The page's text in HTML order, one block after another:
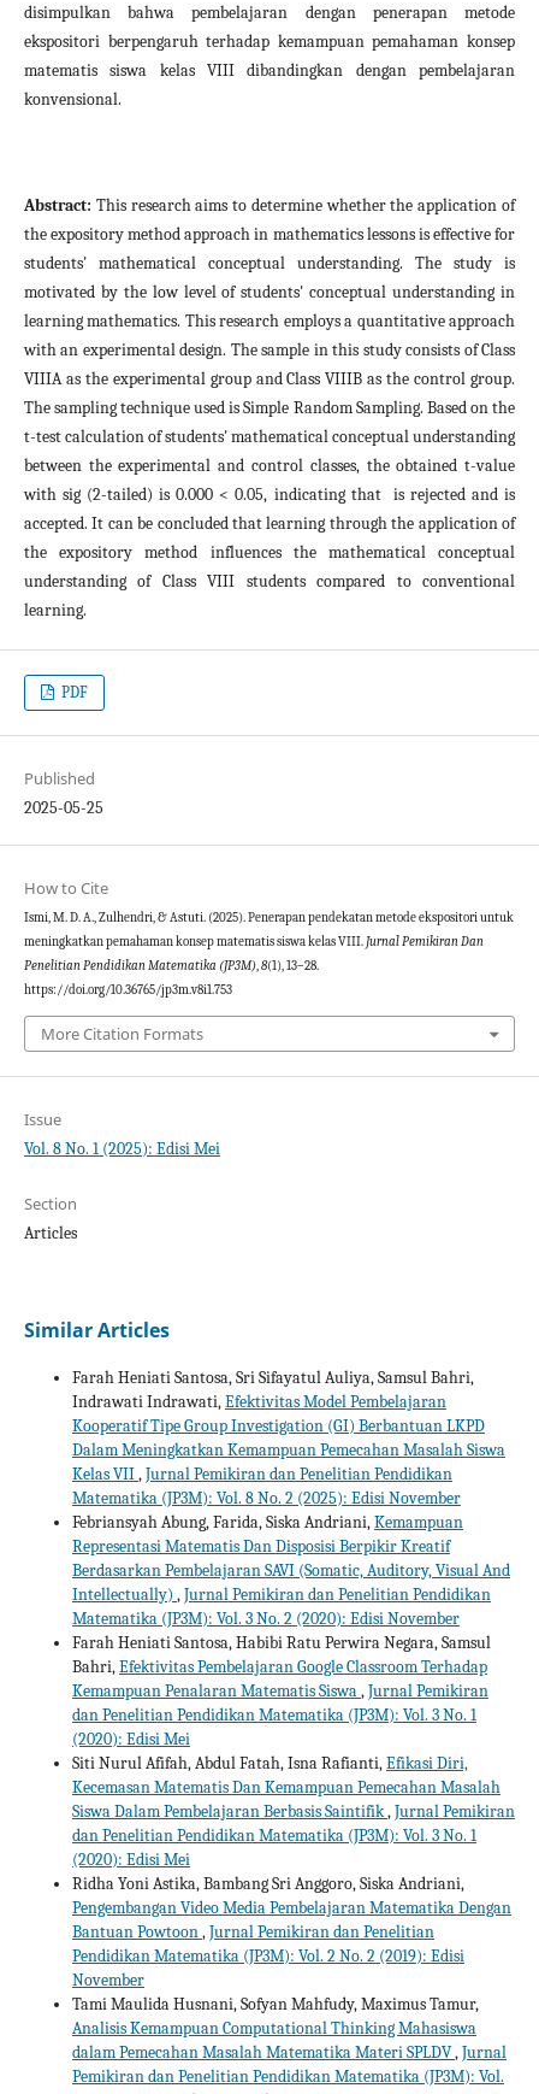
disimpulkan bahwa pembelajaran dengan penerapan metode
ekspositori berpengaruh terhadap kemampuan pemahaman konsep
matematis siswa kelas VIII dibandingkan dengan pembelajaran
konvensional.
Abstract: This research aims to determine whether the application of
the expository method approach in mathematics lessons is effective for
students' mathematical conceptual understanding. The study is
motivated by the low level of students' conceptual understanding in
learning mathematics. This research employs a quantitative approach
with an experimental design. The sample in this study consists of Class
VIIIA as the experimental group and Class VIIIB as the control group.
The sampling technique used is Simple Random Sampling. Based on the
t-test calculation of students' mathematical conceptual understanding
between the experimental and control classes, the obtained t-value
with sig (2-tailed) is 0.000 < 0.05, indicating that ​ is rejected and is
accepted. It can be concluded that learning through the application of
the expository method influences the mathematical conceptual
understanding of Class VIII students compared to conventional
learning.
PDF
Published
2025-05-25
How to Cite
Ismi, M. D. A., Zulhendri, & Astuti. (2025). Penerapan pendekatan metode ekspositori untuk
meningkatkan pemahaman konsep matematis siswa kelas VIII. Jurnal Pemikiran Dan
Penelitian Pendidikan Matematika (JP3M),8(1), 13–28.
https://doi.org/10.36765/jp3m.v8i1.753
More Citation Formats
Issue
Vol. 8 No. 1 (2025): Edisi Mei
Section
Articles
Similar Articles
Farah Heniati Santosa, Sri Sifayatul Auliya, Samsul Bahri,
Indrawati Indrawati,Efektivitas Model Pembelajaran
Kooperatif Tipe Group Investigation (GI) Berbantuan LKPD
Dalam Meningkatkan Kemampuan Pemecahan Masalah Siswa
Kelas VII,Jurnal Pemikiran dan Penelitian Pendidikan
Matematika (JP3M): Vol. 8 No. 2 (2025): Edisi November
Febriansyah Abung, Farida, Siska Andriani,Kemampuan
Representasi Matematis Dan Disposisi Berpikir Kreatif
Berdasarkan Pembelajaran SAVI (Somatic, Auditory, Visual And
Intellectually) ,Jurnal Pemikiran dan Penelitian Pendidikan
Matematika (JP3M): Vol. 3 No. 2 (2020): Edisi November
Farah Heniati Santosa, Habibi Ratu Perwira Negara, Samsul
Bahri,Efektivitas Pembelajaran Google Classroom Terhadap
Kemampuan Penalaran Matematis Siswa,Jurnal Pemikiran
dan Penelitian Pendidikan Matematika (JP3M): Vol. 3 No. 1
(2020): Edisi Mei
Siti Nurul Afifah, Abdul Fatah, Isna Rafianti,Efikasi Diri,
Kecemasan Matematis Dan Kemampuan Pemecahan Masalah
Siswa Dalam Pembelajaran Berbasis Saintifik,Jurnal Pemikiran
dan Penelitian Pendidikan Matematika (JP3M): Vol. 3 No. 1
(2020): Edisi Mei
Ridha Yoni Astika, Bambang Sri Anggoro, Siska Andriani,
Pengembangan Video Media Pembelajaran Matematika Dengan
Bantuan Powtoon,Jurnal Pemikiran dan Penelitian
Pendidikan Matematika (JP3M): Vol. 2 No. 2 (2019): Edisi
November
Tami Maulida Husnani, Sofyan Mahfudy, Maximus Tamur,
Analisis Kemampuan Computational Thinking Mahasiswa
dalam Pemecahan Masalah Matematika Materi SPLDV,Jurnal
Pemikiran dan Penelitian Pendidikan Matematika (JP3M): Vol.